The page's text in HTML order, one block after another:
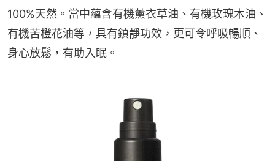
100%天然。當中蘊含有機薰衣草油、有機玫瑰木油、
有機苦橙花油等，具有鎮靜功效，更可令呼吸暢順、
身心放鬆，有助入眠。